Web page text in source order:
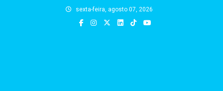
sexta-feira, agosto 07, 2026